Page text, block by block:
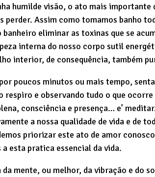
humilde visão, o ato mais importante
perder. Assim como tomamos banho
banheiro eliminar as toxinas que se
interna do nosso corpo sutil
interior, de consequência, também
poucos minutos ou mais tempo,
e observando tudo o que ocorre
consciência e presença… e’
a nossa qualidade de vida e de
priorizar este ato de amor
esta pratica essencial da vida.
mente, ou melhor, da vibração e do